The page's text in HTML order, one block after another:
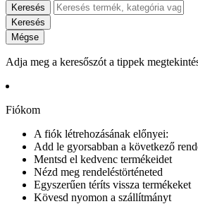
Keresés
Keresés
Mégse
Adja meg a keresőszót a tippek
Fiókom
A fiók létrehozásának előnyei:
Add le gyorsabban a következő
Mentsd el kedvenc termékeidet
Nézd meg rendeléstörténeted
Egyszerűen téríts vissza termékeket
Kövesd nyomon a szállítmányt